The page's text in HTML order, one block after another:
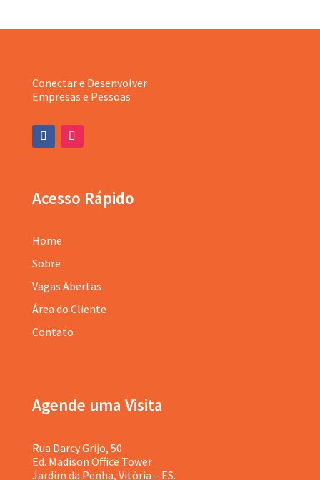
Conectar e Desenvolver
Empresas e Pessoas
Acesso Rápido
Home
Sobre
Vagas Abertas
Área do Cliente
Contato
Agende uma Visita
Rua Darcy Grijo, 50
Ed. Madison Office Tower
Jardim da Penha, Vitória – ES.